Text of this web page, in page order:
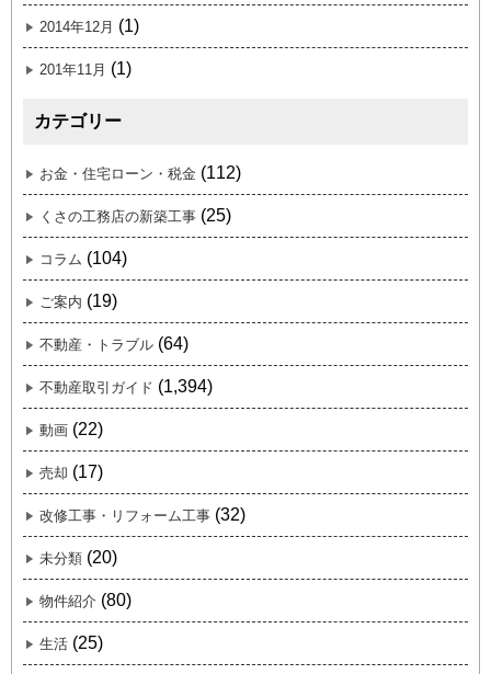
2014年12月 (1)
201年11月 (1)
カテゴリー
お金・住宅ローン・税金 (112)
くさの工務店の新築工事 (25)
コラム (104)
ご案内 (19)
不動産・トラブル (64)
不動産取引ガイド (1,394)
動画 (22)
売却 (17)
改修工事・リフォーム工事 (32)
未分類 (20)
物件紹介 (80)
生活 (25)